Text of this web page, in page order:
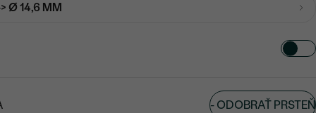
Ø 14,6 MM
-ODOBRAŤ PRSTEŇ